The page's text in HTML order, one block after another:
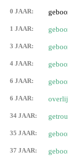
0 JAAR:
1 JAAR:
3 JAAR:
4 JAAR:
6 JAAR:
6 JAAR:
34 JAAR:
35 JAAR:
37 JAAR: